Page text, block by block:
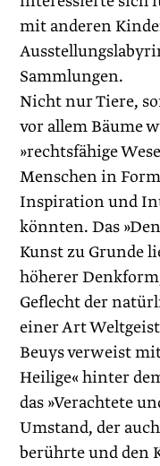
mit anderen
Sammlungen.
Nicht nur Tiere,
vor allem Bäume
»rechtsfähige
Menschen in
Inspiration und
könnten. Das
Kunst zu Grunde
höherer
Geflecht der
einer Art
Beuys verweist
Heilige« hinter
das »Verachtete
Umstand, der
berührte und den